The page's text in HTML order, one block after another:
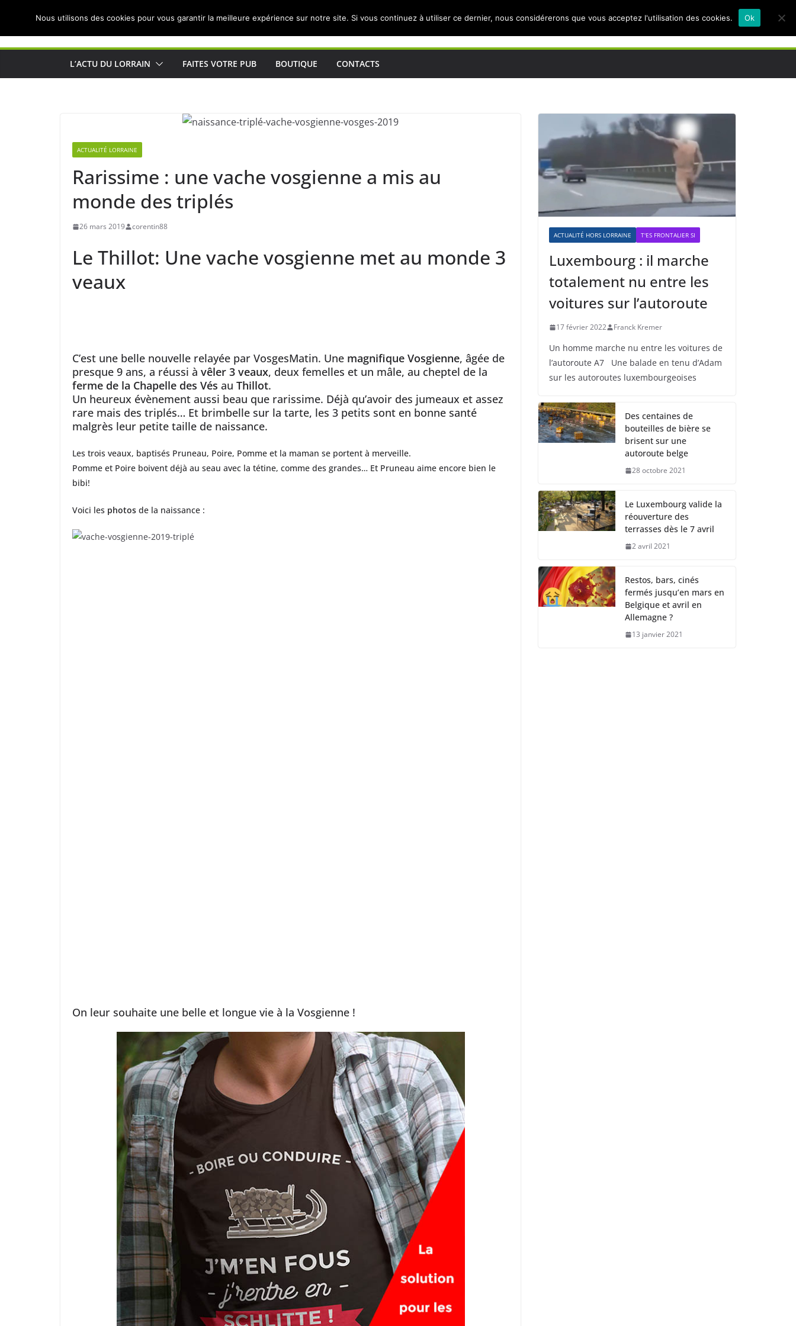
Actualités de Lorraine pour les Lorrains
L’ACTU DU LORRAIN FAITES VOTRE PUB BOUTIQUE CONTACTS
ACTUALITÉ LORRAINE
Rarissime : une vache vosgienne a mis au
monde des triplés
26 mars 2019 corentin88
Le Thillot: Une vache vosgienne met au monde 3
veaux
C’est une belle nouvelle relayée par VosgesMatin. Une magnifique Vosgienne, âgée de
presque 9 ans, a réussi à vêler 3 veaux, deux femelles et un mâle, au cheptel de la
ferme de la Chapelle des Vés au Thillot.
Un heureux évènement aussi beau que rarissime. Déjà qu’avoir des jumeaux et assez
rare mais des triplés… Et brimbelle sur la tarte, les 3 petits sont en bonne santé
malgrès leur petite taille de naissance.
Les trois veaux, baptisés Pruneau, Poire, Pomme et la maman se portent à merveille.
Pomme et Poire boivent déjà au seau avec la tétine, comme des grandes… Et Pruneau aime encore bien le
bibi!
Voici les photos de la naissance :
On leur souhaite une belle et longue vie à la Vosgienne !
ACTUALITÉ HORS LORRAINE T'ES FRONTALIER SI
Luxembourg : il marche
totalement nu entre les
voitures sur l’autoroute
17 février 2022 Franck Kremer
Un homme marche nu entre les voitures de
l’autoroute A7 Une balade en tenu d’Adam
sur les autoroutes luxembourgeoises
Des centaines de
bouteilles de bière se
brisent sur une
autoroute belge
28 octobre 2021
Le Luxembourg valide la
réouverture des
terrasses dès le 7 avril
2 avril 2021
Restos, bars, cinés
fermés jusqu’en mars en
Belgique et avril en
Allemagne ?
13 janvier 2021
Nous utilisons des cookies pour vous garantir la meilleure expérience sur notre site. Si vous continuez à utiliser ce dernier, nous considérerons que vous acceptez l'utilisation des cookies. Ok